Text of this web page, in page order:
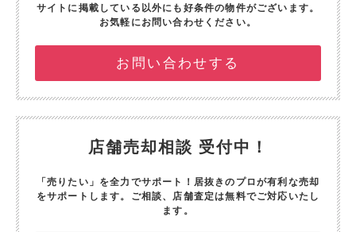
サイトに掲載している以外にも好条件の物件がございます。
お気軽にお問い合わせください。
お問い合わせする
店舗売却相談 受付中！
「売りたい」を全力でサポート！ 居抜きのプロが有利な売却
をサポートします。 ご相談、店舗査定は無料でご対応いたし
ます。